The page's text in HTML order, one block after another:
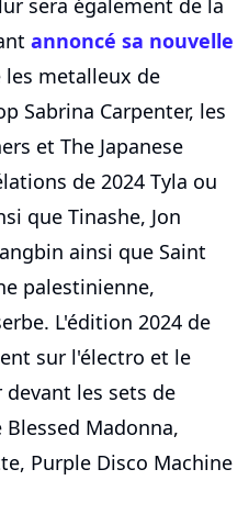
sera également de la
annoncé sa nouvelle
metalleux de
Sabrina Carpenter, les
et The Japanese
de 2024 Tyla ou
que Tinashe, Jon
ainsi que Saint
palestinienne,
L'édition 2024 de
sur l'électro et le
les sets de
Blessed Madonna,
Purple Disco Machine